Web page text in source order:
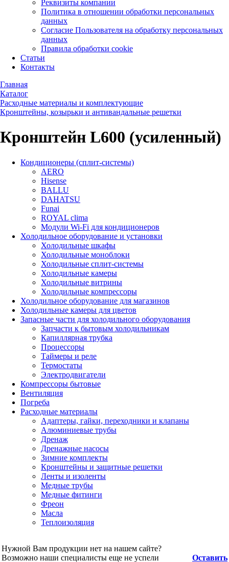
Реквизиты компании
Политика в отношении обработки персональных
данных
Согласие Пользователя на обработку персональных
данных
Правила обработки cookie
Статьи
Контакты
Главная
Каталог
Расходные материалы и комплектующие
Кронштейны, козырьки и антивандальные решетки
Кронштейн L600 (усиленный)
Кондиционеры (сплит-системы)
AERO
Hisense
BALLU
DAHATSU
Funai
ROYAL clima
Модули Wi-Fi для кондиционеров
Холодильное оборудование и установки
Холодильные шкафы
Холодильные моноблоки
Холодильные сплит-системы
Холодильные камеры
Холодильные витрины
Холодильные компрессоры
Холодильное оборудование для магазинов
Холодильные камеры для цветов
Запасные части для холодильного оборудования
Запчасти к бытовым холодильникам
Капиллярная трубка
Процессоры
Таймеры и реле
Термостаты
Электродвигатели
Компрессоры бытовые
Вентиляция
Погреба
Расходные материалы
Адаптеры, гайки, переходники и клапаны
Алюминиевые трубы
Дренаж
Дренажные насосы
Зимние комплекты
Кронштейны и защитные решетки
Ленты и изоленты
Медные трубы
Медные фитинги
Фреон
Масла
Теплоизоляция
Нужной Вам продукции нет на нашем сайте?
Возможно наши специалисты еще не успели
Оставить